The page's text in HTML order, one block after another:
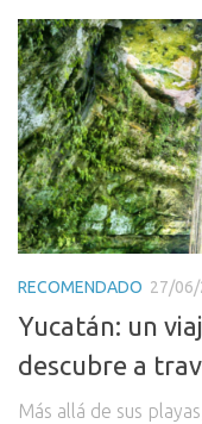
RECOMENDADO 27/06/
Yucatán: un
descubre a
Más allá de sus